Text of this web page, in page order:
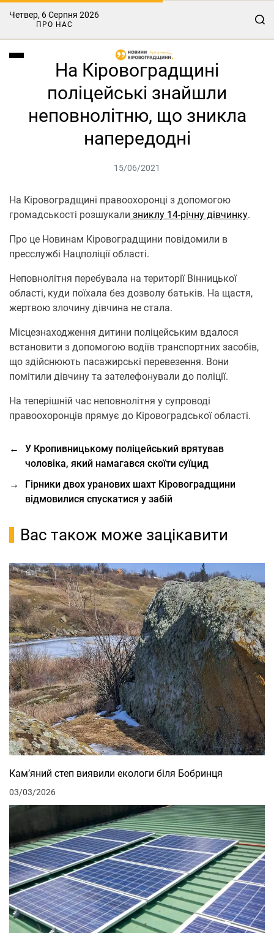
Четвер, 6 Серпня 2026
ПРО НАС
На Кіровоградщині
поліцейські знайшли
неповнолітню, що зникла
напередодні
15/06/2021
На Кіровоградщині правоохоронці з допомогою
громадськості розшукали зниклу 14-річну дівчинку.
Про це Новинам Кіровоградщини повідомили в
пресслужбі Нацполіції області.
Неповнолітня перебувала на території Вінницької
області, куди поїхала без дозволу батьків. На щастя,
жертвою злочину дівчина не стала.
Місцезнаходження дитини поліцейським вдалося
встановити з допомогою водіїв транспортних засобів,
що здійснюють пасажирські перевезення. Вони
помітили дівчину та зателефонували до поліції.
На теперішній час неповнолітня у супроводі
правоохоронців прямує до Кіровоградської області.
←
У Кропивницькому поліцейський врятував
чоловіка, який намагався скоїти суїцид
→
Гірники двох уранових шахт Кіровоградщини
відмовилися спускатися у забій
Вас також може зацікавити
Кам’яний степ виявили екологи біля Бобринця
03/03/2026